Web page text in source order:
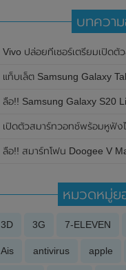
บทควา
Vivo ปล่อยทีเซอร์เตรียมเปิดตัวสมาร์ทโฟน Vivo X90 Series
แท็บเล็ต Samsung Galaxy Tab S9+ ผ่านการทดสอบประสิทธิภาพบน Geekbench แล้ว
ลือ!! Samsung Galaxy S20 Lite จะ
เปิดตัวสมาร์ทวอทช์พร้อมหูฟังไร้สายในตัว Huawei Watch Buds อย่างเป็นทางการแล้
ลือ!! สมาร์ทโฟน Doogee V Max จะมาพร้อมแบตเตอรี่ขนาดใหญ่ 22,000 mAh , กล้อง Night
หมวดหมู่ย
3D 3G 7-ELEVEN
Ais antivirus apple